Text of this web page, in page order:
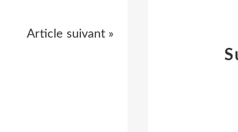
Article suivant »